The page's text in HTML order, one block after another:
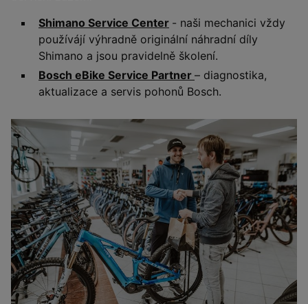
Shimano Service Center - naši mechanici vždy
používájí výhradně originální náhradní díly
Shimano a jsou pravidelně školení.
Bosch eBike Service Partner – diagnostika,
aktualizace a servis pohonů Bosch.